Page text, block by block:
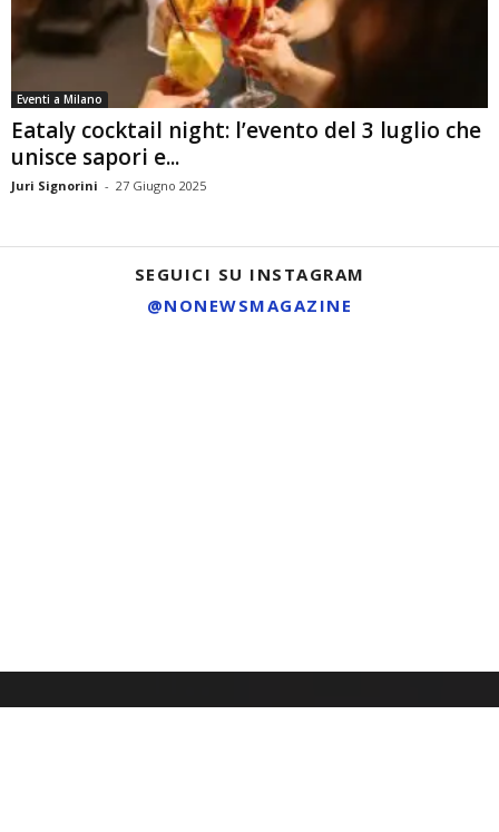
Eventi a Milano
Eataly cocktail night: l’evento del 3 luglio che
unisce sapori e...
Juri Signorini - 27 Giugno 2025
SEGUICI SU INSTAGRAM
@NONEWSMAGAZINE